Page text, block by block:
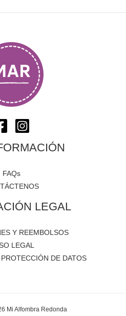
FAQs
LEGAL
Y REEMBOLSOS
LEGAL
DE DATOS
Mi Alfombra Redonda